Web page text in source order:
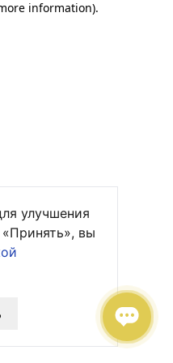
information).
улучшения
вы